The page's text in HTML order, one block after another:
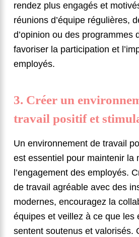
rendez plus engagés et
réunions d’équipe régulières,
d’opinion ou des programmes
favoriser la participation et
employés.
3. Créer un
travail positif et
Un environnement de travail
est essentiel pour maintenir la
l’engagement des employés.
de travail agréable avec des
modernes, encouragez la
équipes et veillez à ce que les
sentent soutenus et valorisés.